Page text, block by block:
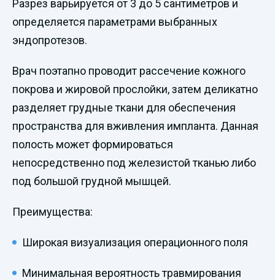
Разрез варьируется от 3 до 5 сантиметров и
определяется параметрами выбранных
эндопротезов.
Врач поэтапно проводит рассечение кожного
покрова и жировой прослойки, затем деликатно
разделяет грудные ткани для обеспечения
пространства для вживления импланта. Данная
полость может формироваться
непосредственно под железистой тканью либо
под большой грудной мышцей.
Преимущества:
Широкая визуализация операционного поля
Минимальная вероятность травмирования